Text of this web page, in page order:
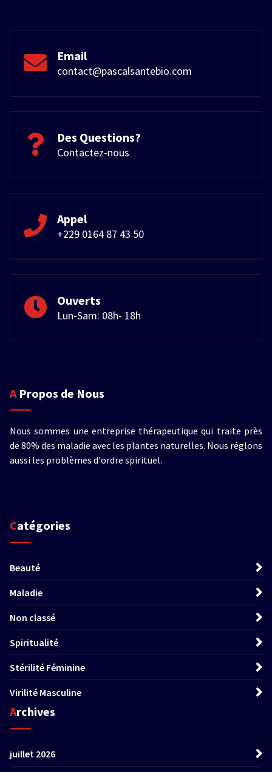
Email
contact@pascalsantebio.com
Des Questions?
Contactez-nous
Appel
+229 0164 87 43 50
Ouverts
Lun-Sam: 08h- 18h
A Propos de Nous
Nous sommes une entreprise thérapeutique qui traite près
de 80% des maladie avec les plantes naturelles. Nous réglons
aussi les problèmes d'ordre spirituel.
Catégories
Beauté
Maladie
Non classé
Spiritualité
Stérilité Féminine
Virilité Masculine
Archives
juillet 2026